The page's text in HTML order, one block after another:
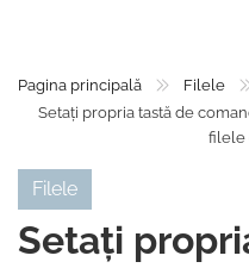
Pagina principală
Filele
Setați propria tastă de
filele
Filele
Setați